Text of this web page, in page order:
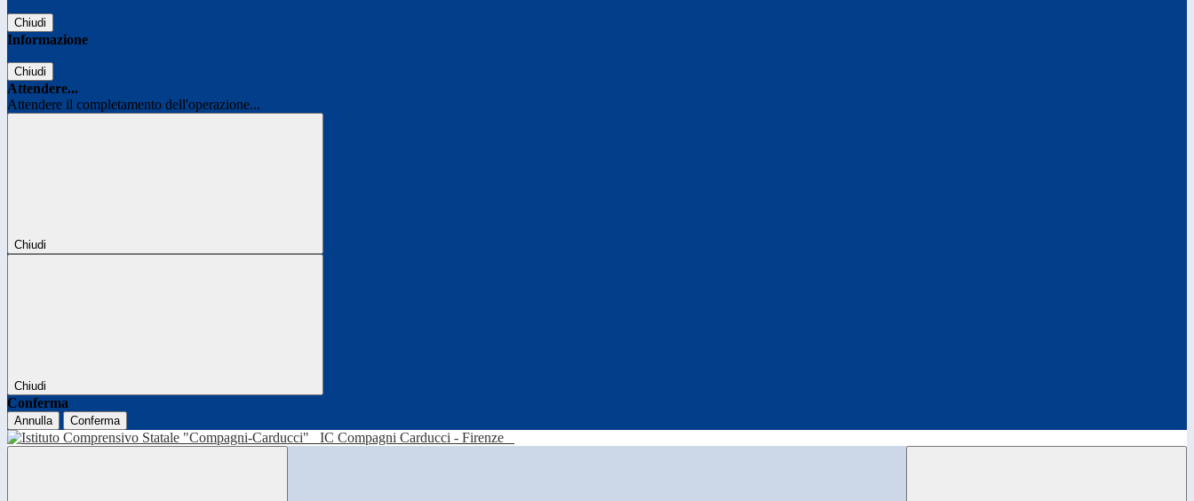
Chiudi
Informazione
Chiudi
Attendere...
Attendere il completamento dell'operazione...
Chiudi
Chiudi
Conferma
Annulla Conferma
IC Compagni Carducci - Firenze